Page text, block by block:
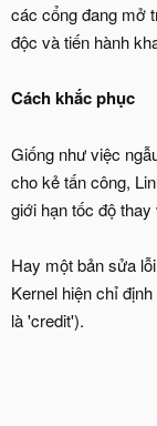
các cổng đang mở
độc và tiến hành
Cách khắc phục
Giống như việc
cho kẻ tấn công,
giới hạn tốc độ thay
Hay một bản sửa
Kernel hiện chỉ
là 'credit').